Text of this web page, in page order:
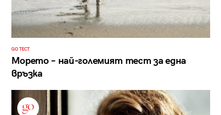
GO ТЕСТ
Морето – най-големият тест за една
връзка